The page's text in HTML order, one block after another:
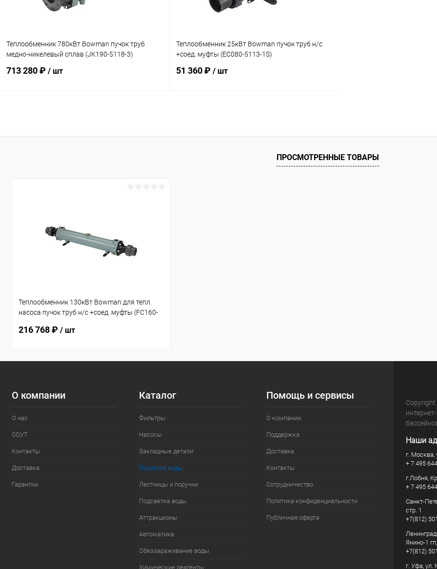
Теплообменник 780кВт Bowman пучок труб
медно-никелевый сплав (JK190-5118-3)
713 280 ₽ / шт
В избранное
Теплообменник 25кВт Bowman пучок труб н/с
+соед. муфты (EC080-5113-1S)
51 360 ₽ / шт
В избранное
В наличии
ПРОСМОТРЕННЫЕ ТОВАРЫ
Теплообменник 130кВт Bowman для тепл.
насоса пучок труб н/с +соед. муфты (FC160-
216 768 ₽ / шт
О компании
О нас
СОУТ
Контакты
Доставка
Гарантии
Каталог
Фильтры
Насосы
Закладные детали
Подогрев воды
Лестницы и поручни
Подсветка воды
Аттракционы
Автоматика
Обеззараживание воды
Химические реагенты
Помощь и сервисы
О компании
Поддержка
Доставка
Контакты
Сотрудничество
Политика конфиденциальности
Публичная оферта
Наши
г. Москва,
+ 7 495
г.Лобня,
+ 7 495
Санкт-
стр. 1
+7(812)
Янино-1
+7(812)
г. Уфа, ул.